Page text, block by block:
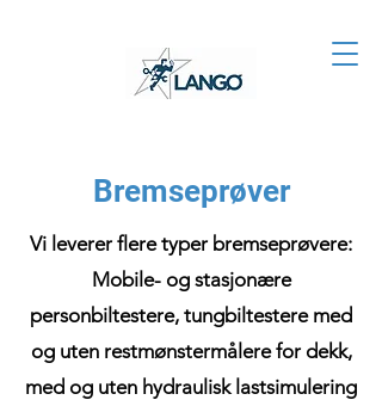
Bremseprøver
Vi leverer flere typer bremseprøvere:
Mobile- og stasjonære
personbiltestere, tungbiltestere med
og uten restmønstermålere for dekk,
med og uten hydraulisk lastsimulering